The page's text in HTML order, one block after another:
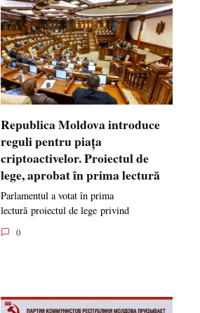
Republica Moldova introduce
reguli pentru piața
criptoactivelor. Proiectul de
lege, aprobat în prima lectură
Parlamentul a votat în prima
lectură proiectul de lege privind
0